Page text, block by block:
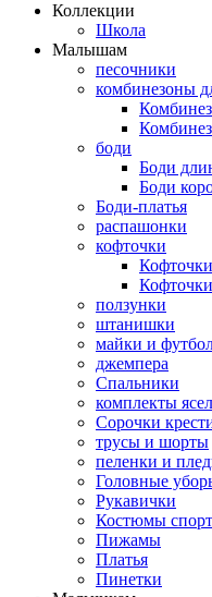
Коллекции
Школа
Малышам
песочники
комбинезоны
боди
Боди
Боди
Боди-платья
распашонки
кофточки
ползунки
штанишки
майки и
джемпера
Спальники
комплекты
Сорочки
трусы и шорты
пеленки и
Головные
Рукавички
Костюмы
Пижамы
Платья
Пинетки